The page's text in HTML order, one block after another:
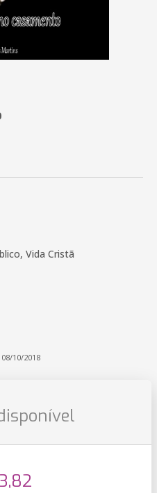
Vida Cristã
10/2018